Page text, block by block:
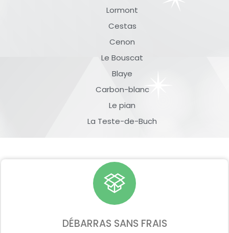
Lormont
Cestas
Cenon
Le Bouscat
Blaye
Carbon-blanc
Le pian
La Teste-de-Buch
DÉBARRAS SANS FRAIS